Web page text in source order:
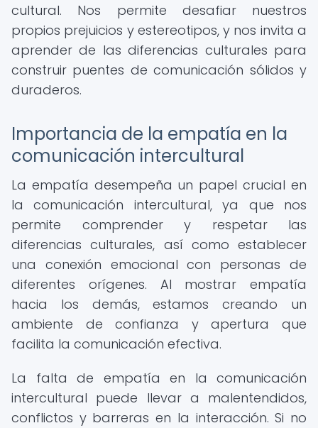
cultural. Nos permite desafiar nuestros
propios prejuicios y estereotipos, y nos invita a
aprender de las diferencias culturales para
construir puentes de comunicación sólidos y
duraderos.
Importancia de la empatía en la
comunicación intercultural
La empatía desempeña un papel crucial en
la comunicación intercultural, ya que nos
permite comprender y respetar las
diferencias culturales, así como establecer
una conexión emocional con personas de
diferentes orígenes. Al mostrar empatía
hacia los demás, estamos creando un
ambiente de confianza y apertura que
facilita la comunicación efectiva.
La falta de empatía en la comunicación
intercultural puede llevar a malentendidos,
conflictos y barreras en la interacción. Si no